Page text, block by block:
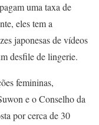
uma taxa de
eles tem a
japonesas de vídeos
desfile de lingerie.
femininas,
e o Conselho da
por cerca de 30